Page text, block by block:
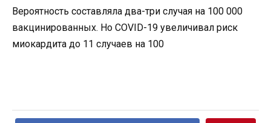
Вероятность составляла два-три случая на 100 000
вакцинированных. Но COVID-19 увеличивал риск
миокардита до 11 случаев на 100